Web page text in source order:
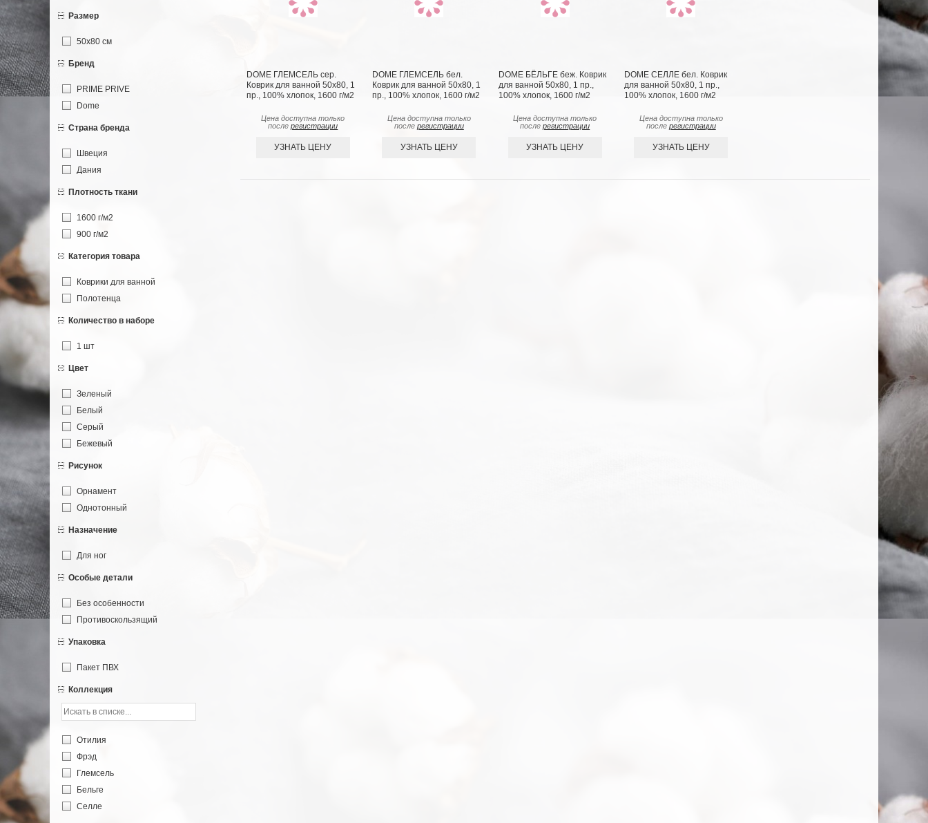
DOME ГЛЕМСЕЛЬ сер.
Коврик для ванной 50х80, 1
пр., 100% хлопок, 1600 г/м2
Цена доступна только
послерегистрации
УЗНАТЬ ЦЕНУ
DOME ГЛЕМСЕЛЬ бел.
Коврик для ванной 50х80, 1
пр., 100% хлопок, 1600 г/м2
Цена доступна только
после регистрации
УЗНАТЬ ЦЕНУ
DOME БЁЛЬГЕ беж. Коврик
для ванной 50х80, 1 пр.,
100% хлопок, 1600 г/м2
Цена доступна только
послерегистрации
УЗНАТЬ ЦЕНУ
DOME СЕЛЛЕ бел. Коврик
для ванной 50х80, 1 пр.,
100% хлопок, 1600 г/м2
Цена доступна только
после регистрации
УЗНАТЬ ЦЕНУ
Размер
50х80 см
Бренд
PRIME PRIVE
Dome
Страна бренда
Швеция
Дания
Плотность ткани
1600 г/м2
900 г/м2
Категория товара
Коврики для ванной
Полотенца
Количество в наборе
1 шт
Цвет
Зеленый
Белый
Серый
Бежевый
Рисунок
Орнамент
Однотонный
Назначение
Для ног
Особые детали
Без особенности
Противоскользящий
Упаковка
Пакет ПВХ
Коллекция
Отилия
Фрэд
Глемсель
Бельге
Селле